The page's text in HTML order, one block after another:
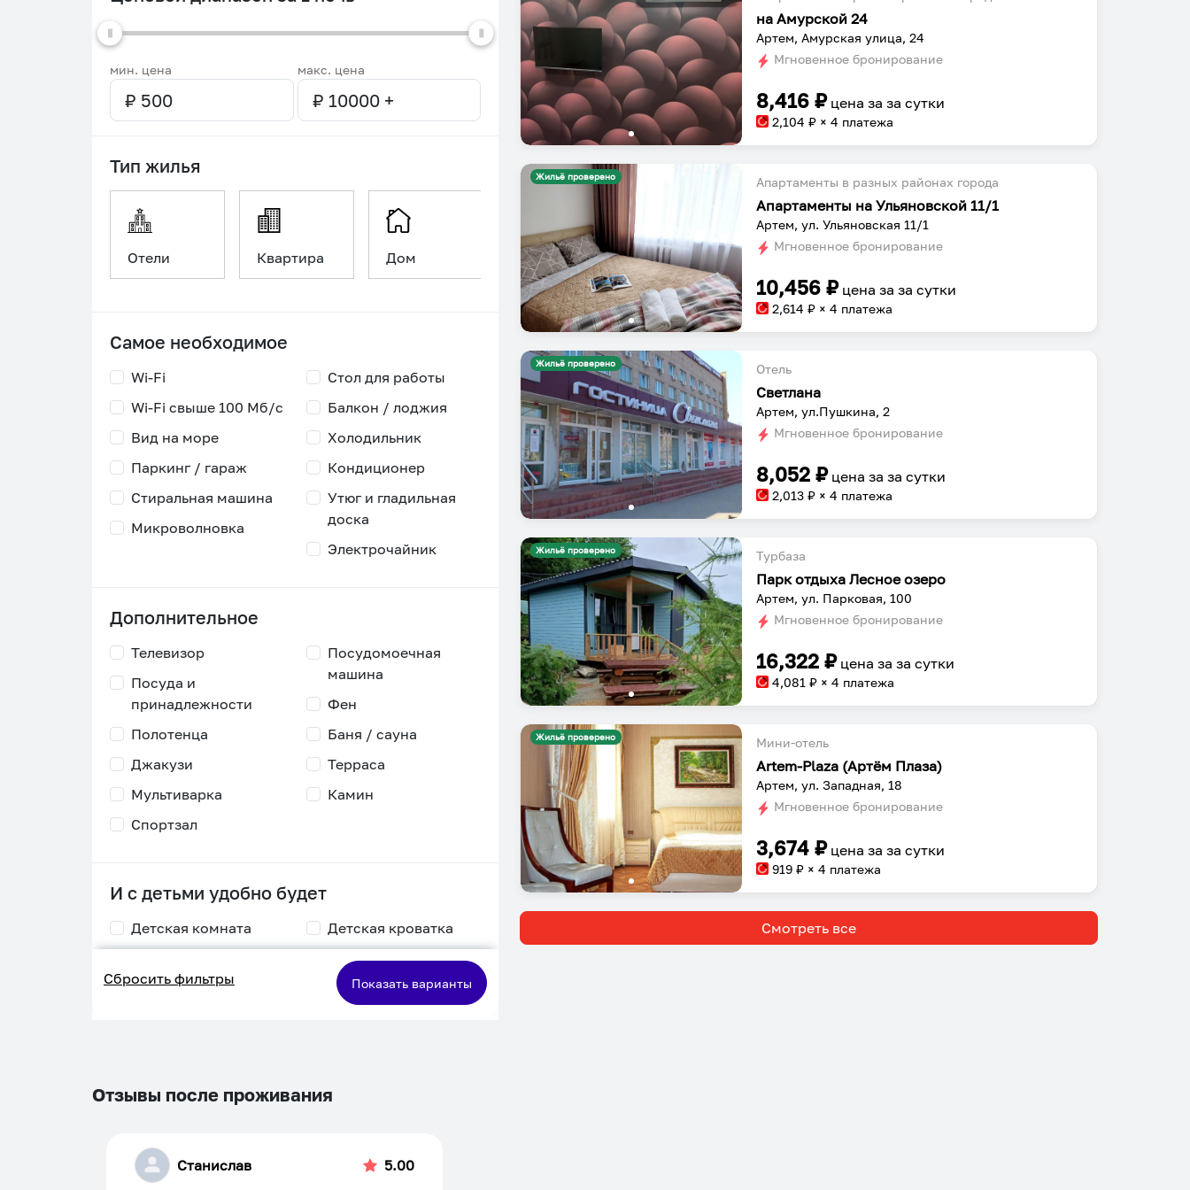
мин. цена макс. цена
Тип жилья
Отели Квартира Дом Уникальное
Самое необходимое
Wi-Fi
Wi-Fi свыше 100 Мб/с
Стол для работы
Балкон / лоджия
Вид на море
Паркинг / гараж
Холодильник
Кондиционер
Стиральная машина
Микроволновка
Утюг и гладильная
доска
Электрочайник
Дополнительное
Телевизор
Посуда и
принадлежности
Посудомоечная
машина
Фен
Полотенца
Джакузи
Баня / сауна
Терраса
Мультиварка
Спортзал
Камин
И с детьми удобно будет
Детская комната
кормления
Детская кроватка
Двухъярусная
кровать
Сбросить фильтры Показать варианты
на Амурской 24
Артем, Амурская улица, 24
Мгновенное бронирование
8,416 ₽ цена заза сутки
2,104 ₽ × 4 платежа
Жильё проверено Апартаменты в разных районах города
Апартаменты на Ульяновской 11/1
Артем, ул. Ульяновская 11/1
Мгновенное бронирование
10,456 ₽ цена заза сутки
2,614 ₽ × 4 платежа
Жильё проверено Отель
Светлана
Артем, ул.Пушкина, 2
Мгновенное бронирование
8,052 ₽ цена заза сутки
2,013 ₽ × 4 платежа
Жильё проверено Турбаза
Парк отдыха Лесное озеро
Артем, ул. Парковая, 100
Мгновенное бронирование
16,322 ₽ цена заза сутки
4,081 ₽ × 4 платежа
Жильё проверено Мини-отель
Artem-Plaza (Артём Плаза)
Артем, ул. Западная, 18
Мгновенное бронирование
3,674 ₽ цена заза сутки
919 ₽ × 4 платежа
Смотреть все
Отзывы после проживания
Станислав 5.00